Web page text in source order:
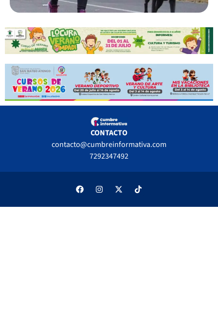
CONTACTO
contacto@cumbreinformativa.com
7292347492